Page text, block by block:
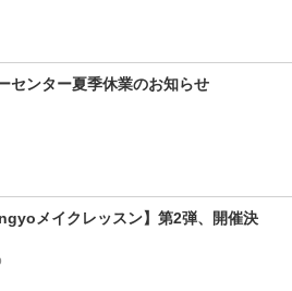
センター夏季休業のお知らせ
メイクレッスン】第2弾、開催決